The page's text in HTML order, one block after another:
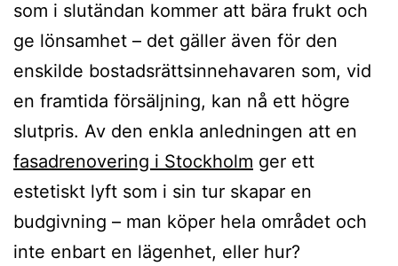
som i slutändan kommer att bära frukt och
ge lönsamhet – det gäller även för den
enskilde bostadsrättsinnehavaren som, vid
en framtida försäljning, kan nå ett högre
slutpris. Av den enkla anledningen att en
fasadrenovering i Stockholm ger ett
estetiskt lyft som i sin tur skapar en
budgivning – man köper hela området och
inte enbart en lägenhet, eller hur?